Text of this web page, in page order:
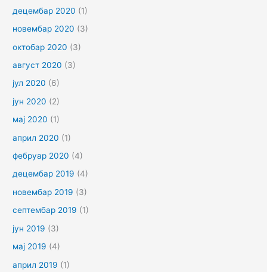
децембар 2020 (1)
новембар 2020 (3)
октобар 2020 (3)
август 2020 (3)
јул 2020 (6)
јун 2020 (2)
мај 2020 (1)
април 2020 (1)
фебруар 2020 (4)
децембар 2019 (4)
новембар 2019 (3)
септембар 2019 (1)
јун 2019 (3)
мај 2019 (4)
април 2019 (1)